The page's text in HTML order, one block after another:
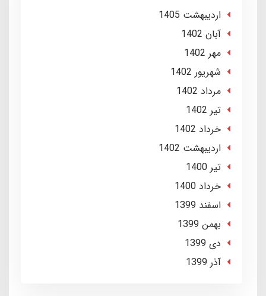
ارديبهشت 1405
آبان 1402
مهر 1402
شهریور 1402
مرداد 1402
تير 1402
خرداد 1402
ارديبهشت 1402
تير 1400
خرداد 1400
اسفند 1399
بهمن 1399
دی 1399
آذر 1399